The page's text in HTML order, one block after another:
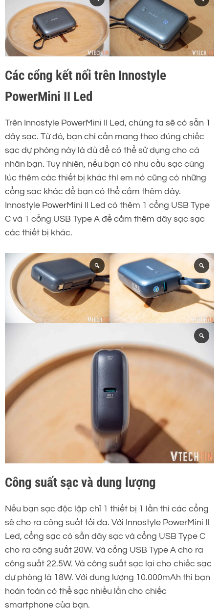
Các cổng kết nối trên Innostyle
PowerMini II Led
Trên Innostyle PowerMini II Led, chúng ta sẽ có sẵn 1
dây sạc. Từ đó, bạn chỉ cần mang theo đúng chiếc
sạc dự phòng này là đủ để có thể sử dụng cho cá
nhân bạn. Tuy nhiên, nếu bạn có nhu cầu sạc cùng
lúc thêm các thiết bị khác thì em nó cũng có những
cổng sạc khác để bạn có thể cắm thêm dây.
Innostyle PowerMini II Led có thêm 1 cổng USB Type
C và 1 cổng USB Type A để cắm thêm dây sạc sạc
các thiết bị khác.
Công suất sạc và dung lượng
Nếu bạn sạc độc lập chỉ 1 thiết bị 1 lần thì các cổng
sẽ cho ra công suất tối đa. Với Innostyle PowerMini II
Led, cổng sạc có sẵn dây sạc và cổng USB Type C
cho ra công suất 20W. Và cổng USB Type A cho ra
công suất 22.5W. Và công suất sạc lại cho chiếc sạc
dự phòng là 18W. Với dung lượng 10.000mAh thì bạn
hoàn toàn có thể sạc nhiều lần cho chiếc
smartphone của bạn.